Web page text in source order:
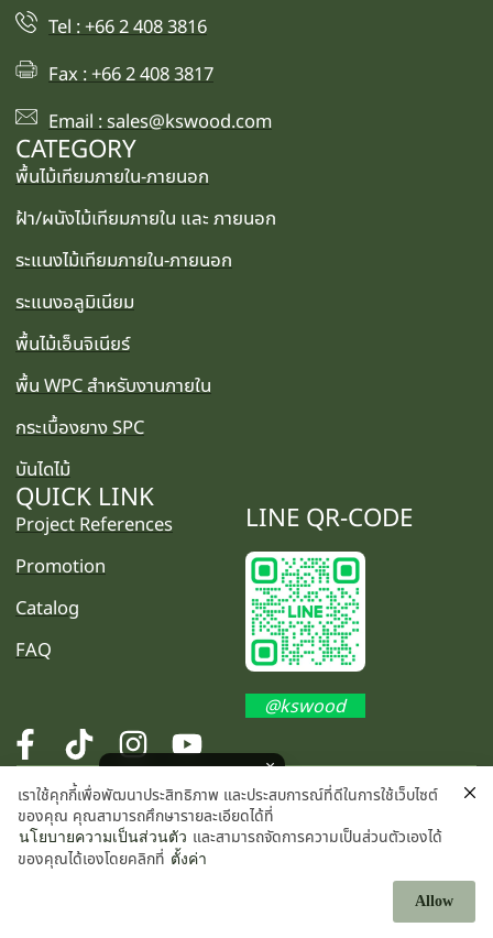
Tel : +66 2 408 3816
Fax : +66 2 408 3817
Email : sales@kswood.com
CATEGORY
พื้นไม้เทียมภายใน-ภายนอก
ฝ้า/ผนังไม้เทียมภายใน และ ภายนอก
ระแนงไม้เทียมภายใน-ภายนอก
ระแนงอลูมิเนียม
พื้นไม้เอ็นจิเนียร์
พื้น WPC สำหรับงานภายใน
กระเบื้องยาง SPC
บันไดไม้
QUICK LINK
Project References
Promotion
Catalog
FAQ
LINE QR-CODE
@kswood
©2025 K.S. WOOD CO., LTD. All rights reserved.
เราใช้คุกกี้เพื่อพัฒนาประสิทธิภาพ และประสบการณ์ที่ดีในการใช้เว็บไซต์
ของคุณ คุณสามารถศึกษารายละเอียดได้ที่
นโยบายความเป็นส่วนตัว และสามารถจัดการความเป็นส่วนตัวเองได้
ของคุณได้เองโดยคลิกที่ ตั้งค่า
Allow